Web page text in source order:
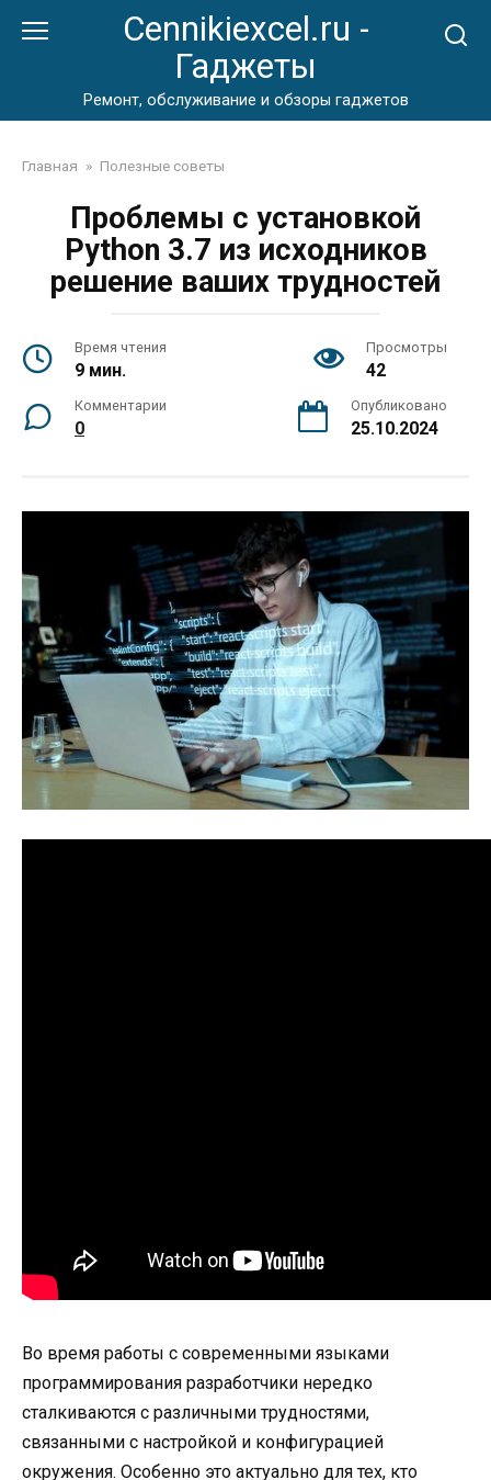
Cennikiexcel.ru -
Гаджеты
Ремонт, обслуживание и обзоры гаджетов
Главная » Полезные советы
Проблемы с установкой
Python 3.7 из исходников
решение ваших трудностей
Время чтения
9 мин.
Просмотры
42
Комментарии
0
Опубликовано
25.10.2024
Во время работы с современными языками
программирования разработчики нередко
сталкиваются с различными трудностями,
связанными с настройкой и конфигурацией
окружения. Особенно это актуально для тех, кто